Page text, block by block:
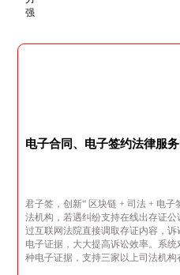
电子合同、电子签约法律服
君子签，创新“ 区块链 + 司法 + 电子
法机构，若遇纠纷支持在线出存证
过互联网法院直接调取存证内容，
电子证据，大大提高诉讼效率。系
种电子证据，支持三家以上司法机构